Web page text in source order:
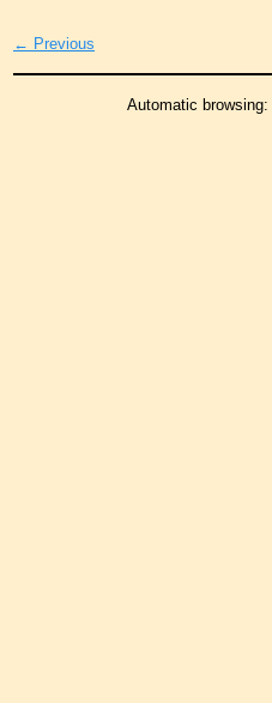
← Previous
Automatic browsing: